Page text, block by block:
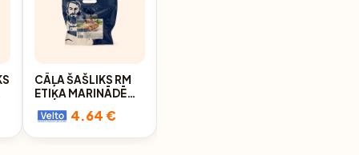
CĀĻA ŠAŠLIKS RM
ETIĶA MARINĀDĒ
4.64 €